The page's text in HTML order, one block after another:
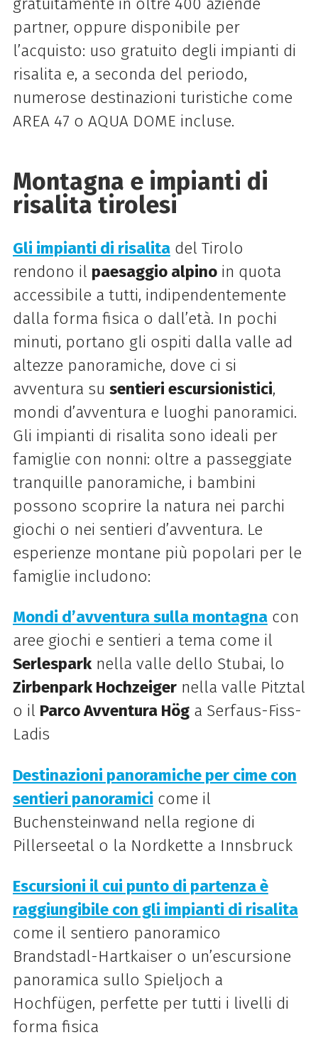
partner, oppure disponibile per
l’acquisto: uso gratuito degli impianti di
risalita e, a seconda del periodo,
numerose destinazioni turistiche come
AREA 47 o AQUA DOME incluse.
Montagna e impianti di
risalita tirolesi
Gli impianti di risalitadel Tirolo
rendono il paesaggio alpinoin quota
accessibile a tutti, indipendentemente
dalla forma fisica o dall’età. In pochi
minuti, portano gli ospiti dalla valle ad
altezze panoramiche, dove ci si
avventura su sentieri escursionistici,
mondi d’avventura e luoghi panoramici.
Gli impianti di risalita sono ideali per
famiglie con nonni: oltre a passeggiate
tranquille panoramiche, i bambini
possono scoprire la natura nei parchi
giochi o nei sentieri d’avventura. Le
esperienze montane più popolari per le
famiglie includono:
Mondi d’avventura sulla montagnacon
aree giochi e sentieri a tema come il
Serlesparknella valle dello Stubai, lo
Zirbenpark Hochzeigernella valle Pitztal
o il Parco Avventura Höga Serfaus-Fiss-
Ladis
Destinazioni panoramiche per cime con
sentieri panoramici come il
Buchensteinwand nella regione di
Pillerseetal o la Nordkette a Innsbruck
Escursioni il cui punto di partenza è
raggiungibile con gli impianti di risalita
come il sentiero panoramico
Brandstadl-Hartkaiser o un’escursione
panoramica sullo Spieljoch a
Hochfügen, perfette per tutti i livelli di
forma fisica